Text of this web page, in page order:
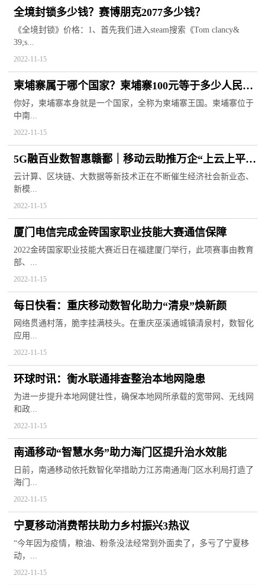
全境封锁多少钱？赛博朋克2077多少钱？
《全境封锁》价格：1、首先我们进入steam搜索《Tom clancy&
39;s...
2022-11-15
柬埔寨属于哪个国家？柬埔寨100元等于多少人民
币？
你好，柬埔寨本身就是一个国家，全称为柬埔寨王国。柬埔寨位于
中南...
2022-11-15
5G融百业数智惠赣鄱｜移动云助推万企“上云上平
台”
江西移动助力数字经济做优做强“一号发展工程”纪
实之三
云计算、区块链、大数据等新技术正在不断催生经济社会新业态、
新模...
2022-11-15
厦门电信完成金砖国家职业技能大赛通信保障
2022金砖国家职业技能大赛近日在福建厦门举行，此项赛事由教育
部、...
2022-11-15
每日快看：重庆移动数智化助力“清泉”焕新颜
网络贯通村落，脆李挂满枝头。在重庆巫溪通城镇清泉村，数智化
应用...
2022-11-15
环球时讯：衡水联通排查整治本地网隐患
为进一步提升本地网健壮性，确保本地网所承载的宽带网、无线网
和政...
2022-11-15
南通移动“智慧水务”助力海门区提升治水效能
日前，南通移动依托数智化举措助力江苏南通海门区水利局打造了
海门...
2022-11-15
宁夏移动消费帮扶助力乡村振兴3热议
“今年因为疫情，粮油、粉条没法经常到外面卖了，多亏了宁夏移
动，...
2022-11-15